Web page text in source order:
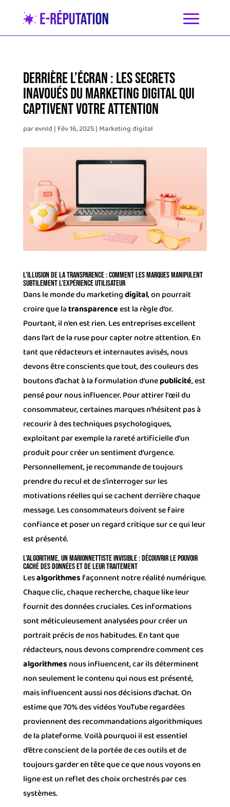
Derrière l’écran : Les secrets
inavoués du marketing digital qui
captivent votre attention
parevnld | Fév 16, 2025| Marketing digital
L’illusion de la transparence : Comment les marques manipulent
subtilement l’expérience utilisateur
Dans le monde du marketingdigital, on pourrait
croire que latransparenceest la règle d’or.
Pourtant, il n’en est rien. Les entreprises excellent
dans l’art de la ruse pour capter notre attention. En
tant que rédacteurs et internautes avisés, nous
devons être conscients que tout, des couleurs des
boutons d’achat à la formulation d’unepublicité, est
pensé pour nous influencer. Pour attirer l’œil du
consommateur, certaines marques n’hésitent pas à
recourir à des techniques psychologiques,
exploitant par exemple la rareté artificielle d’un
produit pour créer un sentiment d’urgence.
Personnellement, je recommande de toujours
prendre du recul et de s’interroger sur les
motivations réelles qui se cachent derrière chaque
message. Les consommateurs doivent se faire
confiance et poser un regard critique sur ce qui leur
est présenté.
L’algorithme, un marionnettiste invisible : Découvrir le pouvoir
caché des données et de leur traitement
Lesalgorithmesfaçonnent notre réalité numérique.
Chaque clic, chaque recherche, chaque like leur
fournit des données cruciales. Ces informations
sont méticuleusement analysées pour créer un
portrait précis de nos habitudes. En tant que
rédacteurs, nous devons comprendre comment ces
algorithmesnous influencent, car ils déterminent
non seulement le contenu qui nous est présenté,
mais influencent aussi nos décisions d’achat. On
estime que 70% des vidéos YouTube regardées
proviennent des recommandations algorithmiques
de la plateforme. Voilà pourquoi il est essentiel
d’être conscient de la portée de ces outils et de
toujours garder en tête que ce que nous voyons en
ligne est un reflet des choix orchestrés par ces
systèmes.